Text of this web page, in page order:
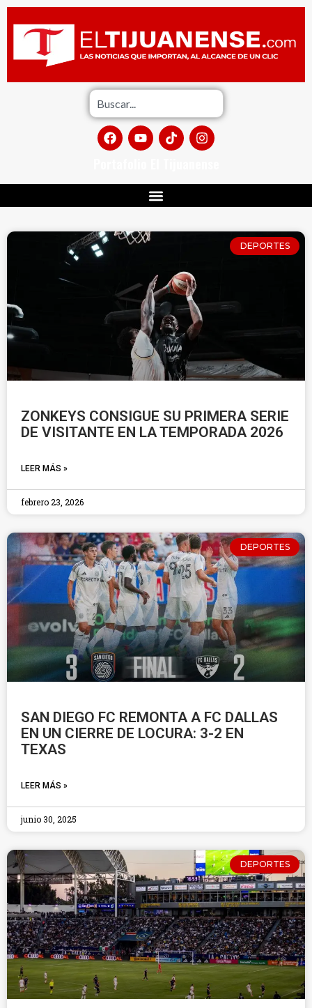
DEPORTES
ZONKEYS CONSIGUE SU PRIMERA SERIE
DE VISITANTE EN LA TEMPORADA 2026
LEER MÁS »
febrero 23, 2026
DEPORTES
SAN DIEGO FC REMONTA A FC DALLAS
EN UN CIERRE DE LOCURA: 3-2 EN
TEXAS
LEER MÁS »
junio 30, 2025
DEPORTES